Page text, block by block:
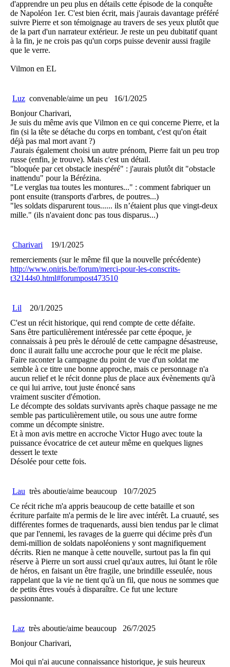
d'apprendre un peu plus en détails cette épisode de la conquête
de Napoléon 1er. C'est bien écrit, mais j'aurais davantage préféré
suivre Pierre et son témoignage au travers de ses yeux plutôt que
de la part d'un narrateur extérieur. Je reste un peu dubitatif quant
à la fin, je ne crois pas qu'un corps puisse devenir aussi fragile
que le verre.
Vilmon en EL
Luz convenable/aime un peu
16/1/2025
Bonjour Charivari,
Je suis du même avis que Vilmon en ce qui concerne Pierre, et la
fin (si la tête se détache du corps en tombant, c'est qu'on était
déjà pas mal mort avant ?)
J'aurais également choisi un autre prénom, Pierre fait un peu trop
russe (enfin, je trouve). Mais c'est un détail.
"bloquée par cet obstacle inespéré" : j'aurais plutôt dit "obstacle
inattendu" pour la Bérézina.
"Le verglas tua toutes les montures..." : comment fabriquer un
pont ensuite (transports d'arbres, de poutres...)
"les soldats disparurent tous...... ils n’étaient plus que vingt-deux
mille." (ils n'avaient donc pas tous disparus...)
Charivari
19/1/2025
remerciements (sur le même fil que la nouvelle précédente)
http://www.oniris.be/forum/merci-pour-les-conscrits-
t32144s0.html#forumpost473510
Lil
20/1/2025
C'est un récit historique, qui rend compte de cette défaite.
Sans être particulièrement intéressée par cette époque, je
connaissais à peu près le déroulé de cette campagne désastreuse,
donc il aurait fallu une accroche pour que le récit me plaise.
Faire raconter la campagne du point de vue d'un soldat me
semble à ce titre une bonne approche, mais ce personnage n'a
aucun relief et le récit donne plus de place aux évènements qu'à
ce qui lui arrive, tout juste énoncé sans
vraiment susciter d'émotion.
Le décompte des soldats survivants après chaque passage ne me
semble pas particulièrement utile, ou sous une autre forme
comme un décompte sinistre.
Et à mon avis mettre en accroche Victor Hugo avec toute la
puissance évocatrice de cet auteur même en quelques lignes
dessert le texte
Désolée pour cette fois.
Lau très aboutie/aime beaucoup
10/7/2025
Ce récit riche m'a appris beaucoup de cette bataille et son
écriture parfaite m'a permis de le lire avec intérêt. La cruauté, ses
différentes formes de traquenards, aussi bien tendus par le climat
que par l'ennemi, les ravages de la guerre qui décime près d'un
demi-million de soldats napoléoniens y sont magnifiquement
décrits. Rien ne manque à cette nouvelle, surtout pas la fin qui
réserve à Pierre un sort aussi cruel qu'aux autres, lui ôtant le rôle
de héros, en faisant un être fragile, une brindille esseulée, nous
rappelant que la vie ne tient qu'à un fil, que nous ne sommes que
de petits êtres voués à disparaître. Ce fut une lecture
passionnante.
Laz très aboutie/aime beaucoup
26/7/2025
Bonjour Charivari,
Moi qui n'ai aucune connaissance historique, je suis heureux